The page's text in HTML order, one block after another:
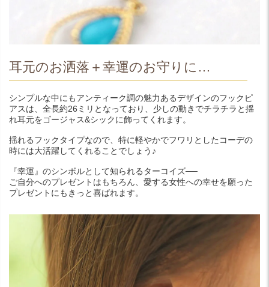
耳元のお洒落＋幸運のお守りに…
シンプルな中にもアンティーク調の魅力あるデザインのフックピ
アスは、全長約26ミリとなっており、少しの動きでチラチラと揺
れ耳元をゴージャス&シックに飾ってくれます。
揺れるフックタイプなので、特に軽やかでフワリとしたコーデの
時には大活躍してくれることでしょう♪
『幸運』のシンボルとして知られるターコイズ──
ご自分へのプレゼントはもちろん、愛する女性への幸せを願った
プレゼントにもきっと喜ばれます。